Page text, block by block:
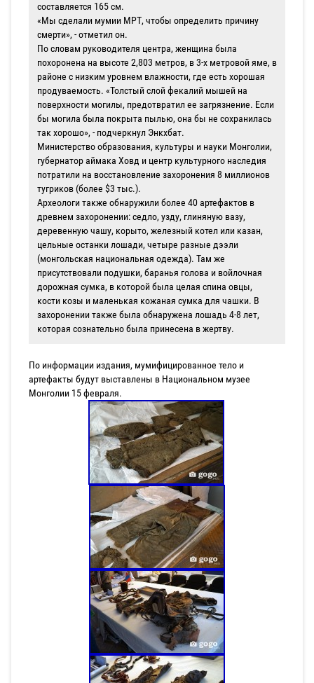
составляется 165 см.
«Мы сделали мумии МРТ, чтобы определить причину
смерти», - отметил он.
По словам руководителя центра, женщина была
похоронена на высоте 2,803 метров, в 3-х метровой яме, в
районе с низким уровнем влажности, где есть хорошая
продуваемость. «Толстый слой фекалий мышей на
поверхности могилы, предотвратил ее загрязнение. Если
бы могила была покрыта пылью, она бы не сохранилась
так хорошо», - подчеркнул Энкхбат.
Министерство образования, культуры и науки Монголии,
губернатор аймака Ховд и центр культурного наследия
потратили на восстановление захоронения 8 миллионов
тугриков (более $3 тыс.).
Археологи также обнаружили более 40 артефактов в
древнем захоронении: седло, узду, глиняную вазу,
деревенную чашу, корыто, железный котел или казан,
цельные останки лошади, четыре разные дээли
(монгольская национальная одежда). Там же
присутствовали подушки, баранья голова и войлочная
дорожная сумка, в которой была целая спина овцы,
кости козы и маленькая кожаная сумка для чашки. В
захоронении также была обнаружена лошадь 4-8 лет,
которая сознательно была принесена в жертву.
По информации издания, мумифицированное тело и
артефакты будут выставлены в Национальном музее
Монголии 15 февраля.